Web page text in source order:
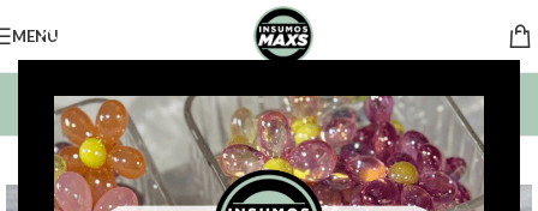
MENU
BUSCAR PRODUCTOS
*